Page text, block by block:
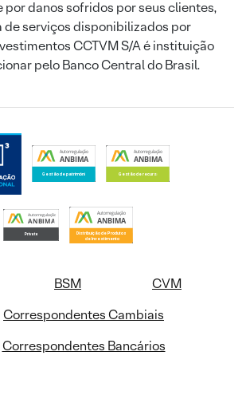
danos sofridos por seus clientes,
de serviços disponibilizados por
CCTVM S/A é instituição
pelo Banco Central do Brasil.
BSM
CVM
Correspondentes Cambiais
Correspondentes Bancários